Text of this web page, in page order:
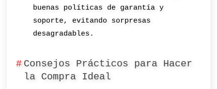
buenas políticas de garantía y
soporte, evitando sorpresas
desagradables.
Consejos Prácticos para Hacer
la Compra Ideal